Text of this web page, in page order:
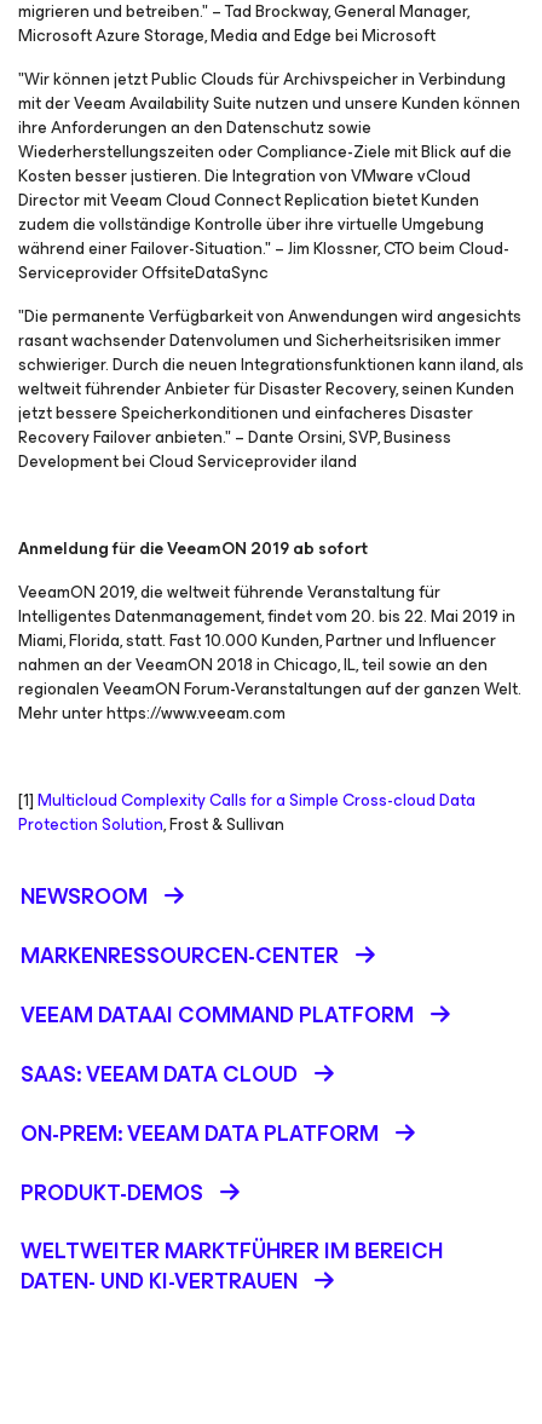
migrieren und betreiben." – Tad Brockway, General Manager,
Microsoft Azure Storage, Media and Edge bei Microsoft
"Wir können jetzt Public Clouds für Archivspeicher in Verbindung
mit der Veeam Availability Suite nutzen und unsere Kunden können
ihre Anforderungen an den Datenschutz sowie
Wiederherstellungszeiten oder Compliance-Ziele mit Blick auf die
Kosten besser justieren. Die Integration von VMware vCloud
Director mit Veeam Cloud Connect Replication bietet Kunden
zudem die vollständige Kontrolle über ihre virtuelle Umgebung
während einer Failover-Situation." – Jim Klossner, CTO beim Cloud-
Serviceprovider OffsiteDataSync
"Die permanente Verfügbarkeit von Anwendungen wird angesichts
rasant wachsender Datenvolumen und Sicherheitsrisiken immer
schwieriger. Durch die neuen Integrationsfunktionen kann iland, als
weltweit führender Anbieter für Disaster Recovery, seinen Kunden
jetzt bessere Speicherkonditionen und einfacheres Disaster
Recovery Failover anbieten." – Dante Orsini, SVP, Business
Development bei Cloud Serviceprovider iland
Anmeldung für die VeeamON 2019 ab sofort
VeeamON 2019, die weltweit führende Veranstaltung für
Intelligentes Datenmanagement, findet vom 20. bis 22. Mai 2019 in
Miami, Florida, statt. Fast 10.000 Kunden, Partner und Influencer
nahmen an der VeeamON 2018 in Chicago, IL, teil sowie an den
regionalen VeeamON Forum-Veranstaltungen auf der ganzen Welt.
Mehr unter https://www.veeam.com
[1]Multicloud Complexity Calls for a Simple Cross-cloud Data
Protection Solution, Frost & Sullivan
NEWSROOM
MARKENRESSOURCEN-CENTER
VEEAM DATAAI COMMAND PLATFORM
SAAS: VEEAM DATA CLOUD
ON-PREM: VEEAM DATA PLATFORM
PRODUKT-DEMOS
WELTWEITER MARKTFÜHRER IM BEREICH
DATEN- UND KI-VERTRAUEN